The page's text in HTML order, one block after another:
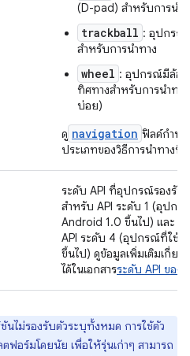
(D-pad) สำหรับการนำ
trackball : อุปกรณ์
สำหรับการนำทาง
wheel : อุปกรณ์มีล้อ
ทิศทางสำหรับการนำทา
บ่อย)
ดู navigation ฟิลด์กำหน
ประเภทของวิธีการนำทางที่
ระดับ API ที่อุปกรณ์รองรับ
สำหรับ API ระดับ 1 (อุปกร
Android 1.0 ขึ้นไป) และ
API ระดับ 4 (อุปกรณ์ที่ใช้
ขึ้นไป) ดูข้อมูลเพิ่มเติมเกี่ยว
ได้ในเอกสารระดับ API ของ
นไม่รองรับตัวระบุทั้งหมด การใช้ตัว
ฟอร์มโดยนัย เพื่อให้รุ่นเก่าๆ สามารถ